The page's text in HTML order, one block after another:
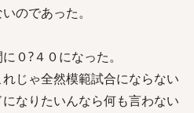
のであった。
０?４０になった。
れじゃ全然模範試合にならない
なりたいんなら何も言わない